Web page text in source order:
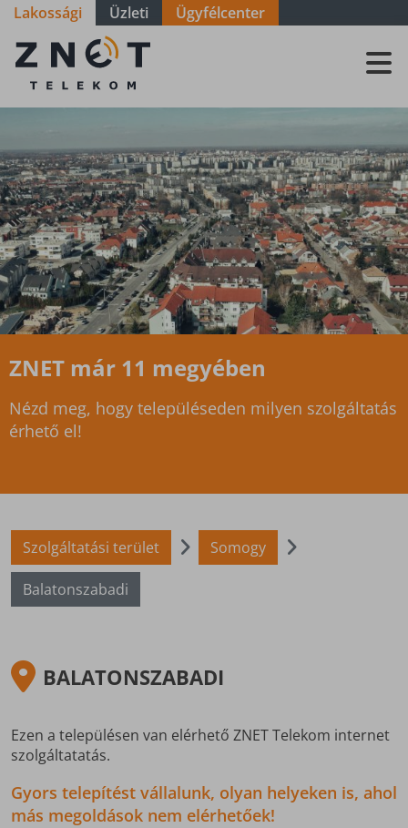
Lakossági Üzleti Ügyfélcenter
Szolgáltatási
terület -
Somogy -
ZNET már 11 megyében
Nézd meg, hogy településeden milyen szolgáltatás
érhető el!
Szolgáltatási terület Somogy
Balatonszabadi
BALATONSZABADI
Ezen a településen van elérhető ZNET Telekom internet
szolgáltatatás.
Gyors telepítést vállalunk, olyan helyeken is, ahol
más megoldások nem elérhetőek!